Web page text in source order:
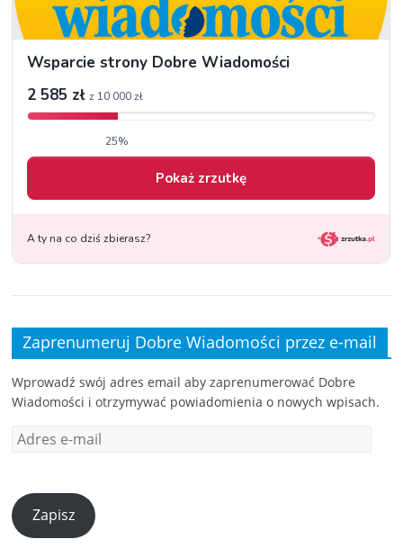
Zaprenumeruj Dobre Wiadomości przez e-mail
Wprowadź swój adres email aby zaprenumerować Dobre
Wiadomości i otrzymywać powiadomienia o nowych wpisach.
Zapisz